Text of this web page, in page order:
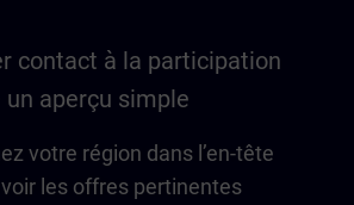
contact à la participation
un aperçu simple
votre région dans l’en-tête
les offres pertinentes